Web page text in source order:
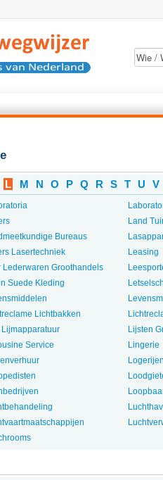
L M N O P Q R S T U V
Bureaus
Lasertechniek
Lederwaren Groothandels
Suede Kleding
Lichtbakken
Lijmapparatuur
Service
Land
Leasing
Lijsten
Lingerie